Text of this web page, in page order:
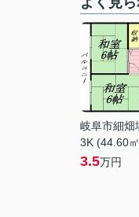
岐阜市細畑
3K (44.60
3.5万円